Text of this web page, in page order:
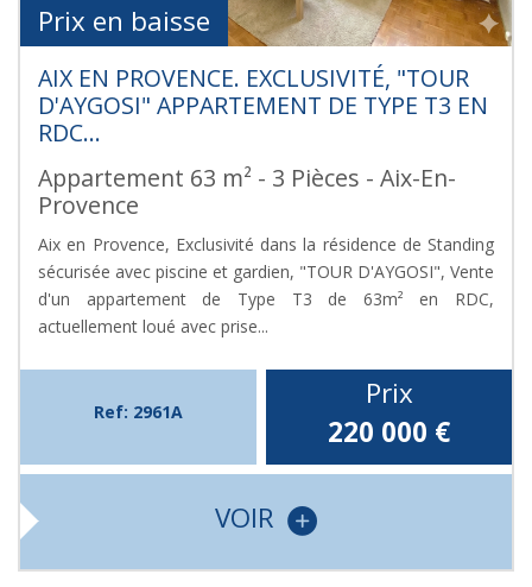
Prix en baisse
AIX EN PROVENCE. EXCLUSIVITÉ, "TOUR
D'AYGOSI" APPARTEMENT DE TYPE T3 EN
RDC...
Appartement 63 m² - 3 Pièces - Aix-En-
Provence
Aix en Provence, Exclusivité dans la résidence de Standing
sécurisée avec piscine et gardien, "TOUR D'AYGOSI", Vente
d'un appartement de Type T3 de 63m² en RDC,
actuellement loué avec prise...
Ref: 2961A
Prix
220 000 €
VOIR